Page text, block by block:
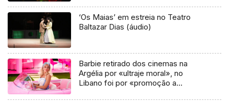
‘Os Maias’ em estreia no Teatro
Baltazar Dias (áudio)
Barbie retirado dos cinemas na
Argélia por «ultraje moral», no
Libano foi por «promoção a